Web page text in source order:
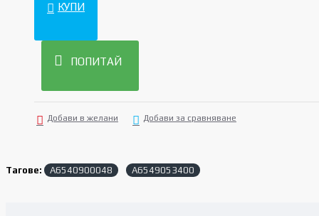
КУПИ
ПОПИТАЙ
Добави в желани Добави за сравняване
Тагове: A6540900048 A6549053400